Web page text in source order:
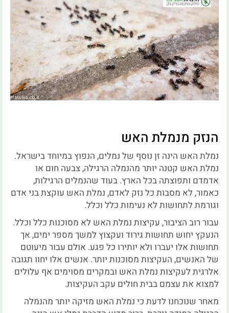
הנזק מנמלת האש
נמלת האש הינה זן נוסף של נמלים, הנפוץ במיוחד בישראל.
נמלת האש קטנה יותר מהנמלה הרגילה, צבעה חום או
אדמדם ותפוצתה בכל הארץ. בעוד שהנמלים הרגילות,
כאמור, לא מסבות כל נזק לאדם, נמלת האש עוקצת בני אדם
וגורמת לתחושות לא נעימות כלל וכלל.
עבור רוב הציבור, עקיצות נמלת האש לא מסוכנות כלל וכלל.
הנעקץ יחוש תחושות גירוד ועקצוץ למשך מספר ימים, אך
תחושות אלו יעברו ולא יותירו כל פגע. אולם עבור מיעוטם
של האנשים, העקיצות מסוכנות יותר. אנשים אלו יחוו תגובה
אלרגית לעקיצות נמלת האש ובמקרים מסוימים אף עלולים
למצוא את עצמם בבית חולים עקב העקיצות.
מאחר שנוכחנו לדעת כי נמלת האש מזיקה יותר מהנמלה